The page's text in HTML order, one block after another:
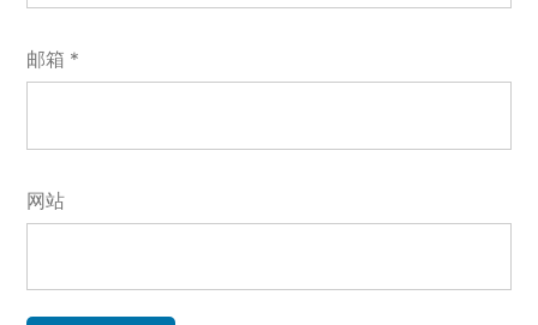
邮箱 *
网站